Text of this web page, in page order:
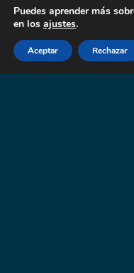
Puedes aprender más
en los ajustes.
Aceptar Rechazar